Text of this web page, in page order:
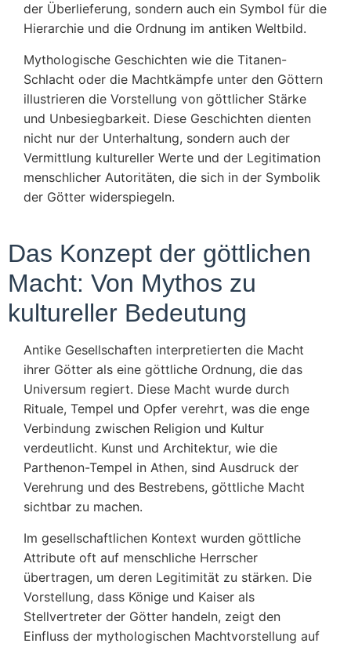
der Überlieferung, sondern auch ein Symbol für die
Hierarchie und die Ordnung im antiken Weltbild.
Mythologische Geschichten wie die Titanen-
Schlacht oder die Machtkämpfe unter den Göttern
illustrieren die Vorstellung von göttlicher Stärke
und Unbesiegbarkeit. Diese Geschichten dienten
nicht nur der Unterhaltung, sondern auch der
Vermittlung kultureller Werte und der Legitimation
menschlicher Autoritäten, die sich in der Symbolik
der Götter widerspiegeln.
Das Konzept der göttlichen
Macht: Von Mythos zu
kultureller Bedeutung
Antike Gesellschaften interpretierten die Macht
ihrer Götter als eine göttliche Ordnung, die das
Universum regiert. Diese Macht wurde durch
Rituale, Tempel und Opfer verehrt, was die enge
Verbindung zwischen Religion und Kultur
verdeutlicht. Kunst und Architektur, wie die
Parthenon-Tempel in Athen, sind Ausdruck der
Verehrung und des Bestrebens, göttliche Macht
sichtbar zu machen.
Im gesellschaftlichen Kontext wurden göttliche
Attribute oft auf menschliche Herrscher
übertragen, um deren Legitimität zu stärken. Die
Vorstellung, dass Könige und Kaiser als
Stellvertreter der Götter handeln, zeigt den
Einfluss der mythologischen Machtvorstellung auf